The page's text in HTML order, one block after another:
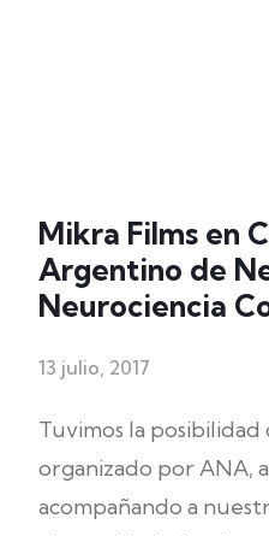
Mikra Films en
Argentino de
Neurociencia
13 julio, 2017
Tuvimos la posibilidad
organizado por ANA,
acompañando a